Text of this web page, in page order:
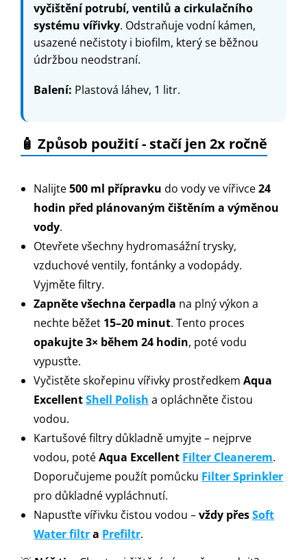
vyčištění potrubí, ventilů a cirkulačního
systému vířivky. Odstraňuje vodní kámen,
usazené nečistoty i biofilm, který se běžnou
údržbou neodstraní.
Balení: Plastová láhev, 1 litr.
🧴 Způsob použití - stačí jen 2x ročně
Nalijte500 ml přípravku do vody ve vířivce24
hodin před plánovaným čištěním a výměnou
vody.
Otevřete všechny hydromasážní trysky,
vzduchové ventily, fontánky a vodopády.
Vyjměte filtry.
Zapněte všechna čerpadla na plný výkon a
nechte běžet 15–20 minut. Tento proces
opakujte 3× během 24 hodin, poté vodu
vypusťte.
Vyčistěte skořepinu vířivky prostředkemAqua
ExcellentShell Polish a opláchněte čistou
vodou.
Kartušové filtry důkladně umyjte – nejprve
vodou, potéAqua Excellent Filter Cleanerem.
Doporučujeme použít pomůcku Filter Sprinkler
pro důkladné vypláchnutí.
Napusťte vířivku čistou vodou –vždy přesSoft
Water filtra Prefiltr.